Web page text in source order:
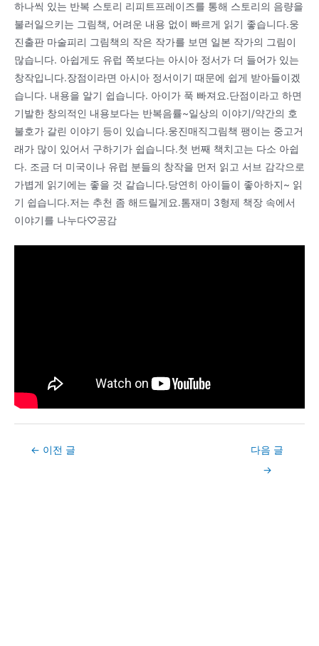
하나씩 있는 반복 스토리 리피트프레이즈를 통해 스토리의 음량을
불러일으키는 그림책, 어려운 내용 없이 빠르게 읽기 좋습니다.웅
진출판 마술피리 그림책의 작은 작가를 보면 일본 작가의 그림이
많습니다. 아쉽게도 유럽 쪽보다는 아시아 정서가 더 들어가 있는
창작입니다.장점이라면 아시아 정서이기 때문에 쉽게 받아들이겠
습니다. 내용을 알기 쉽습니다. 아이가 푹 빠져요.단점이라고 하면
기발한 창의적인 내용보다는 반복음률~일상의 이야기/약간의 호
불호가 갈린 이야기 등이 있습니다.웅진매직그림책 팽이는 중고거
래가 많이 있어서 구하기가 쉽습니다.첫 번째 책치고는 다소 아쉽
다. 조금 더 미국이나 유럽 분들의 창작을 먼저 읽고 서브 감각으로
가볍게 읽기에는 좋을 것 같습니다.당연히 아이들이 좋아하지~ 읽
기 쉽습니다.저는 추천 좀 해드릴게요.톰재미 3형제 책장 속에서
이야기를 나누다♡공감
Post← 이전 글
다음 글
→